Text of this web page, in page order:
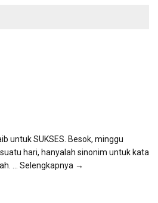
untuk SUKSES. Besok, minggu
hari, hanyalah sinonim untuk kata
... Selengkapnya →